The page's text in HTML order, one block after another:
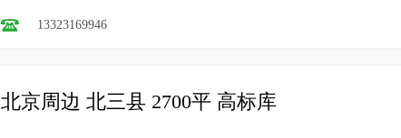
13323169946
北京周边 北三县 2700平 高标库